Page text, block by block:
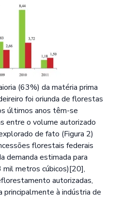
(63%) da matéria prima
foi oriunda de florestas
últimos anos têm-se
entre o volume autorizado
de fato (Figura 2)
florestais federais
demanda estimada para
metros cúbicos)[20],
autorizadas,
principalmente à indústria de